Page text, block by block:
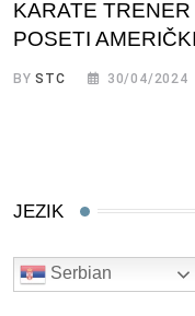
KARATE
POSETI
BYSTC 30/04/2024
JEZIK
Serbian